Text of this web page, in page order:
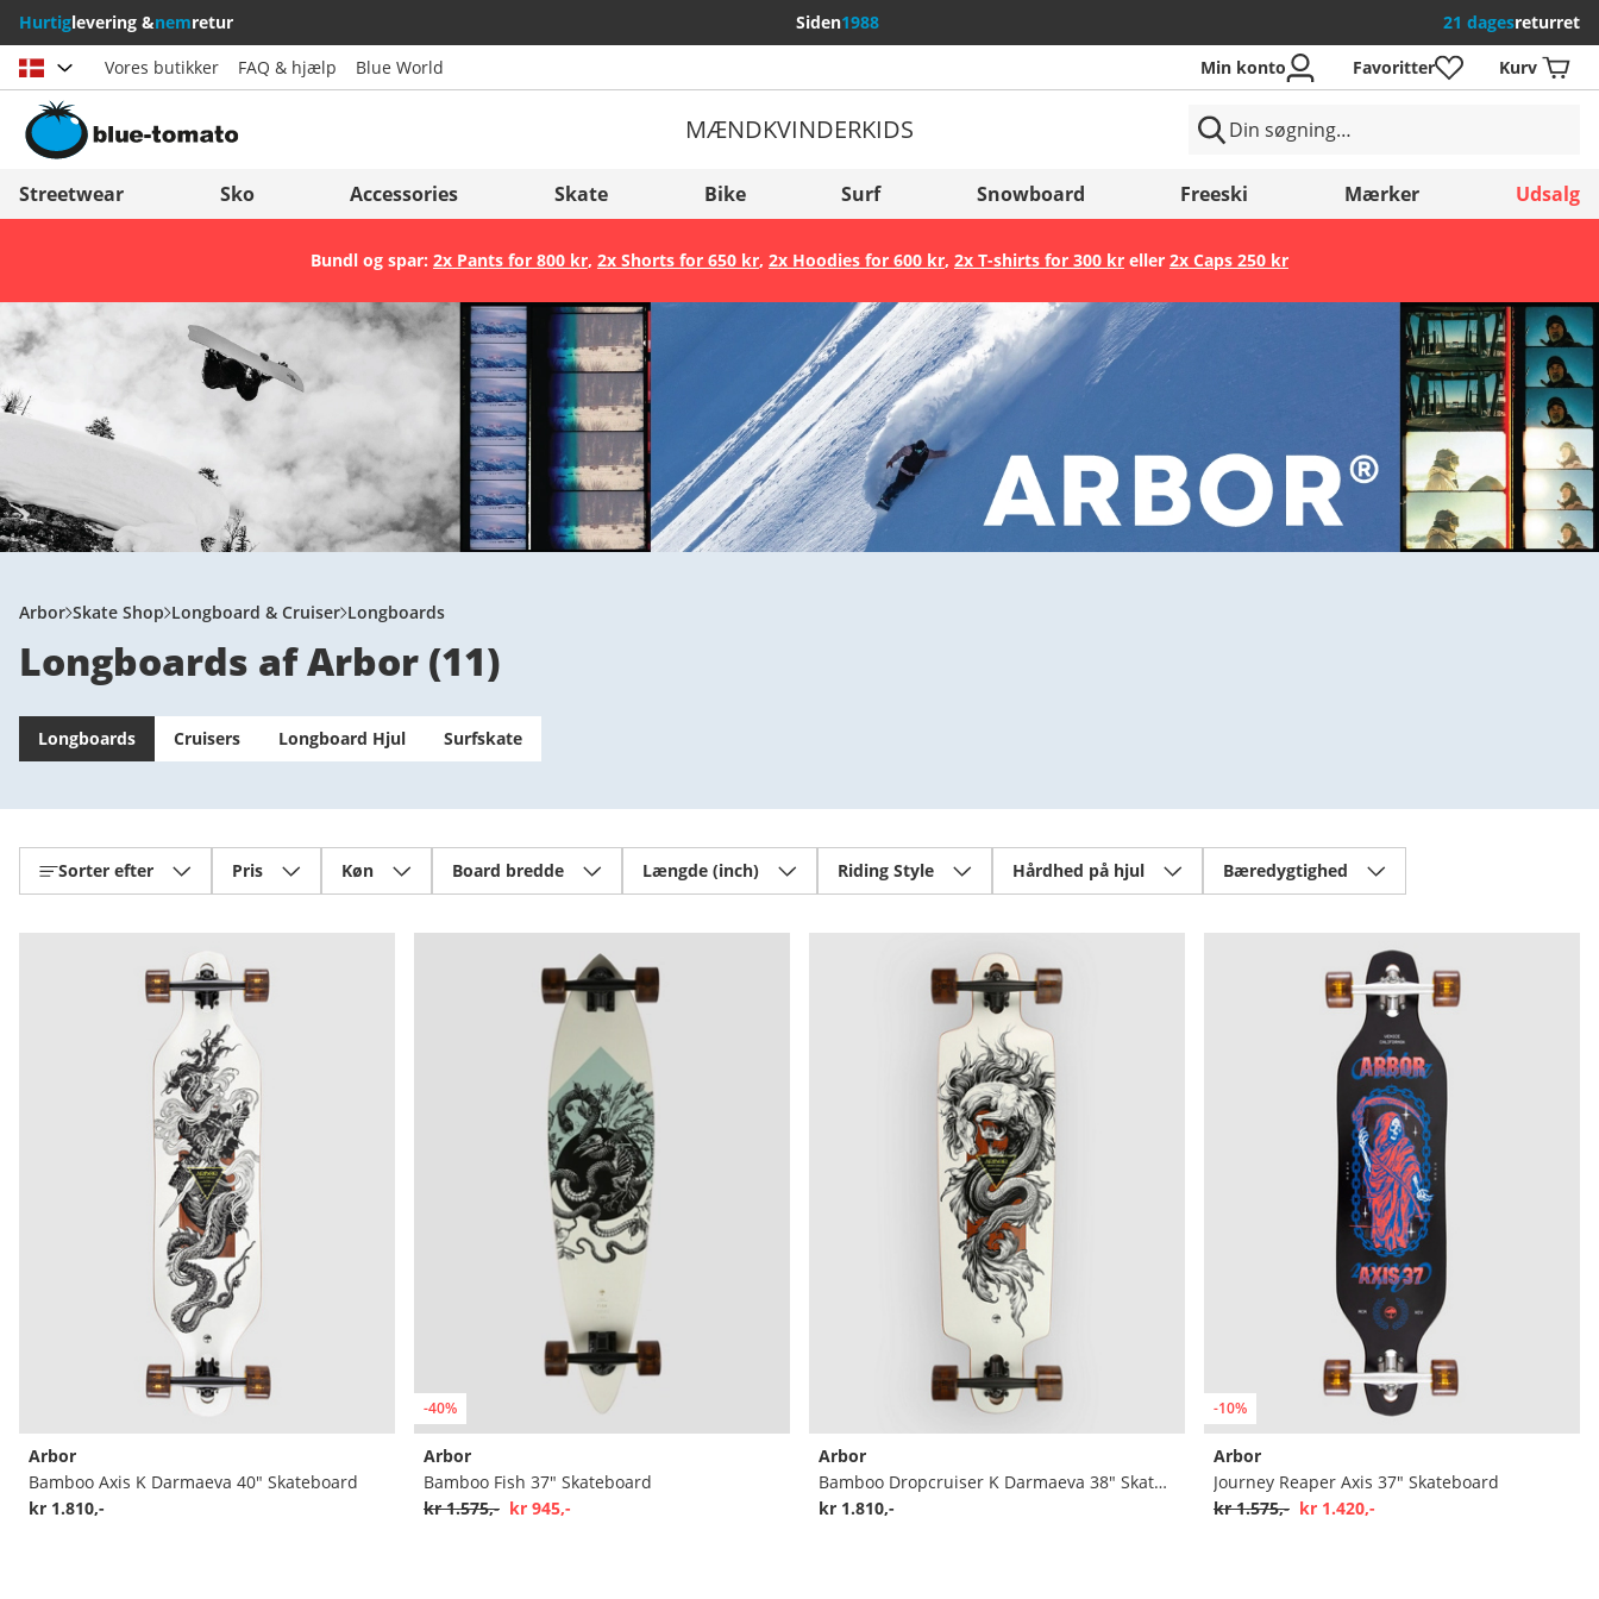
Hurtiglevering &nemretur Siden1988 21 dagesreturret
Vælg land
Österreich
Suisse (Français)
Svizzera (Italiano)
France
Italia (Italiano)
Italien (Deutsch)
España
Slovenija
België (Nederlands)
Belgique (Français)
Danmark
Norge
Gem
Vores butikker FAQ & hjælp Blue World Min konto Favoritter Kurv
MÆNDKVINDERKIDS
Streetwear Sko Accessories Skate Bike Surf Snowboard Freeski Mærker Udsalg
Bundl og spar: 2x Pants for 800 kr, 2x Shorts for 650 kr, 2x Hoodies for 600 kr, 2x T-shirts for 300 kreller 2x Caps 250 kr
Arbor Skate Shop Longboard & Cruiser Longboards
Longboards af Arbor (11)
Longboards Cruisers Longboard Hjul Surfskate
Sorter efter Pris Køn Board bredde Længde (inch) Riding Style Hårdhed på hjul Bæredygtighed
Arbor
Bamboo Axis K Darmaeva 40" Skateboard
kr 1.810,-
-40%
Arbor
Bamboo Fish 37" Skateboard
kr 1.575,- kr 945,-
Arbor
Bamboo Dropcruiser K Darmaeva 38" Skateboard
kr 1.810,-
-10%
Arbor
Journey Reaper Axis 37" Skateboard
kr 1.575,- kr 1.420,-